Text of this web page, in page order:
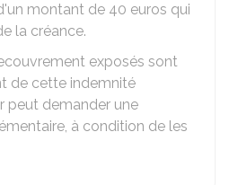
montant de 40 euros qui
la créance.
exposés sont
de cette indemnité
peut demander une
à condition de les